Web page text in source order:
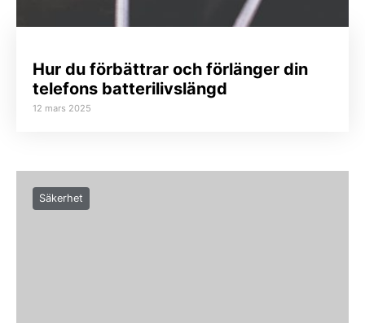
Hur du förbättrar och förlänger din
telefons batterilivslängd
12 mars 2025
Säkerhet